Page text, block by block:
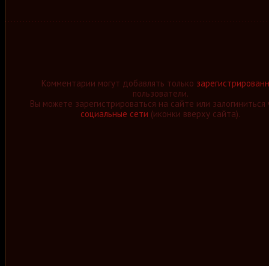
Комментарии могут добавлять только
пользователи.
Вы можете зарегистрироваться на сайте или залогиниться
социальные сети (иконки вверху сайта).